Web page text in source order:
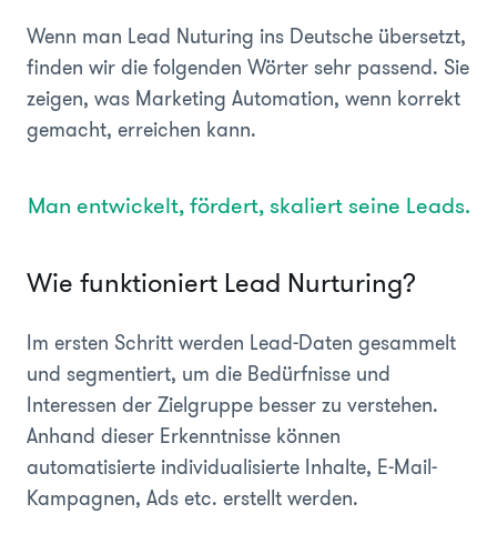
Wenn man Lead Nuturing ins Deutsche übersetzt,
finden wir die folgenden Wörter sehr passend. Sie
zeigen, was Marketing Automation, wenn korrekt
gemacht, erreichen kann.
Man entwickelt, fördert, skaliert seine Leads.
Wie funktioniert Lead Nurturing?
Im ersten Schritt werden Lead-Daten gesammelt
und segmentiert, um die Bedürfnisse und
Interessen der Zielgruppe besser zu verstehen.
Anhand dieser Erkenntnisse können
automatisierte individualisierte Inhalte, E-Mail-
Kampagnen, Ads etc. erstellt werden.